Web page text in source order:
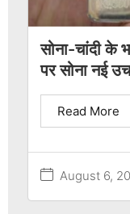
सोना-चांदी के
पर सोना नई
August 6,
Read More